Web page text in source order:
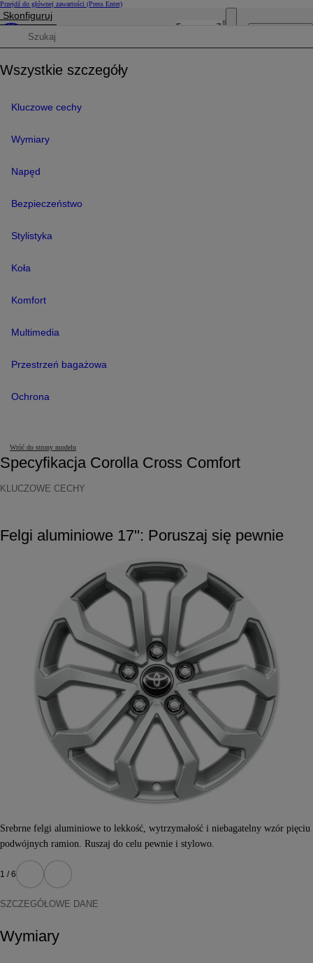
Przejdź do głównej zawartości (Press Enter)
Cena została zaktualizowana Cena Twojej konfiguracji została zmieniona na 145 900 zł.
Skonfiguruj
Wyszukaj dane techniczne
Wszystkie szczegóły
Kluczowe cechy
Wymiary
Napęd
Bezpieczeństwo
Stylistyka
Koła
Komfort
Multimedia
Przestrzeń bagażowa
Ochrona
Wróć do strony modelu
Specyfikacja Corolla Cross Comfort
KLUCZOWE CECHY
Felgi aluminiowe 17'': Poruszaj się pewnie
Srebrne felgi aluminiowe to lekkość, wytrzymałość i niebagatelny wzór pięciu
podwójnych ramion. Ruszaj do celu pewnie i stylowo.
1 / 6 PoprzedniNastępny
SZCZEGÓŁOWE DANE
Wymiary